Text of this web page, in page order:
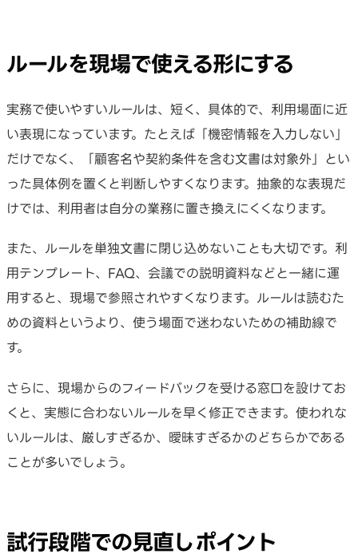
ルールを現場で使える形にする
実務で使いやすいルールは、短く、具体的で、利用場面に近
い表現になっています。たとえば「機密情報を入力しない」
だけでなく、「顧客名や契約条件を含む文書は対象外」とい
った具体例を置くと判断しやすくなります。抽象的な表現だ
けでは、利用者は自分の業務に置き換えにくくなります。
また、ルールを単独文書に閉じ込めないことも大切です。利
用テンプレート、FAQ、会議での説明資料などと一緒に運
用すると、現場で参照されやすくなります。ルールは読むた
めの資料というより、使う場面で迷わないための補助線で
す。
さらに、現場からのフィードバックを受ける窓口を設けてお
くと、実態に合わないルールを早く修正できます。使われな
いルールは、厳しすぎるか、曖昧すぎるかのどちらかである
ことが多いでしょう。
試行段階での見直しポイント